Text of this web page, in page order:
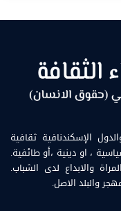
الإسكندنافية ثقافية
، او دينية ،أو طائفية.
والابداع لدى الشباب.
والبلد الاصل.